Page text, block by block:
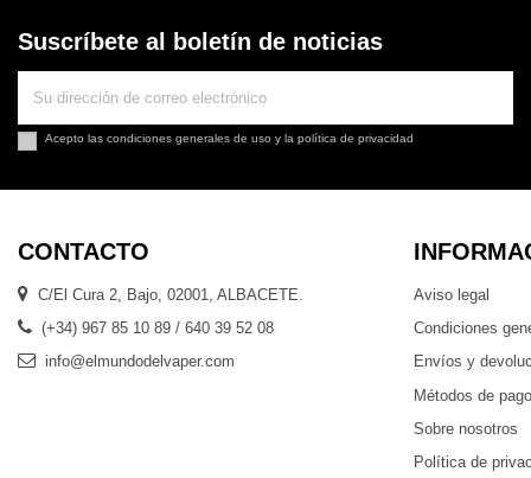
Suscríbete al boletín de noticias
Acepto las condiciones generales de uso y la política de privacidad
CONTACTO
C/El Cura 2, Bajo, 02001, ALBACETE.
(+34) 967 85 10 89 / 640 39 52 08
info@elmundodelvaper.com
Aviso legal
Condiciones
Envíos y
Métodos de pago
Sobre nosotros
Política de